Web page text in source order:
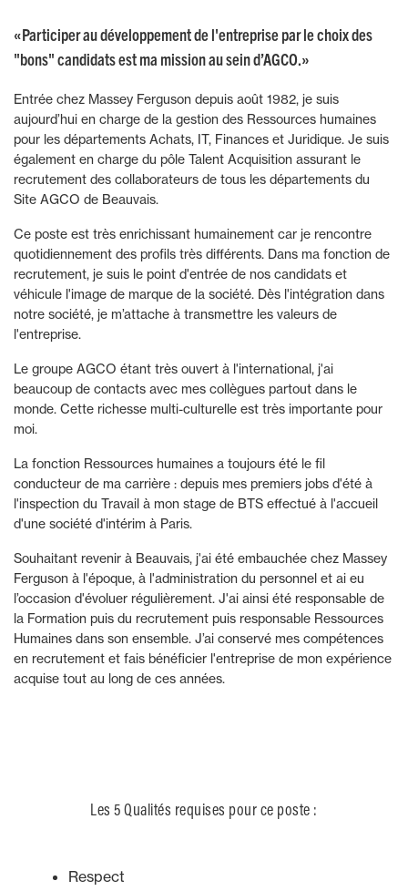
«Participer au développement de l'entreprise par le choix des
"bons" candidats est ma mission au sein d’AGCO.»
Entrée chez Massey Ferguson depuis août 1982, je suis
aujourd’hui en charge de la gestion des Ressources humaines
pour les départements Achats, IT, Finances et Juridique. Je suis
également en charge du pôle Talent Acquisition assurant le
recrutement des collaborateurs de tous les départements du
Site AGCO de Beauvais.
Ce poste est très enrichissant humainement car je rencontre
quotidiennement des profils très différents. Dans ma fonction de
recrutement, je suis le point d'entrée de nos candidats et
véhicule l'image de marque de la société. Dès l'intégration dans
notre société, je m’attache à transmettre les valeurs de
l'entreprise.
Le groupe AGCO étant très ouvert à l'international, j'ai
beaucoup de contacts avec mes collègues partout dans le
monde. Cette richesse multi-culturelle est très importante pour
moi.
La fonction Ressources humaines a toujours été le fil
conducteur de ma carrière : depuis mes premiers jobs d'été à
l'inspection du Travail à mon stage de BTS effectué à l'accueil
d'une société d'intérim à Paris.
Souhaitant revenir à Beauvais, j'ai été embauchée chez Massey
Ferguson à l'époque, à l'administration du personnel et ai eu
l’occasion d'évoluer régulièrement. J'ai ainsi été responsable de
la Formation puis du recrutement puis responsable Ressources
Humaines dans son ensemble. J’ai conservé mes compétences
en recrutement et fais bénéficier l'entreprise de mon expérience
acquise tout au long de ces années.
Les 5 Qualités requises pour ce poste :
Respect